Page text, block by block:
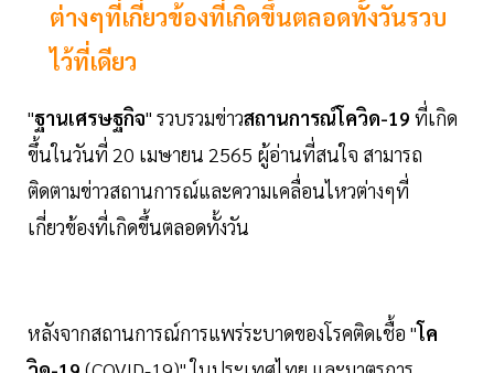
ต่างๆที่เกี่ยวข้องที่เกิดขึ้นตลอดทั้งวันรวบ
ไว้ที่เดียว
"ฐานเศรษฐกิจ" รวบรวมข่าวสถานการณ์โควิด-19 ที่เกิด
ขึ้นในวันที่ 20 เมษายน 2565 ผู้อ่านที่สนใจ สามารถ
ติดตามข่าวสถานการณ์และความเคลื่อนไหวต่างๆที่
เกี่ยวข้องที่เกิดขึ้นตลอดทั้งวัน
หลังจากสถานการณ์การแพร่ระบาดของโรคติดเชื้อ "โค